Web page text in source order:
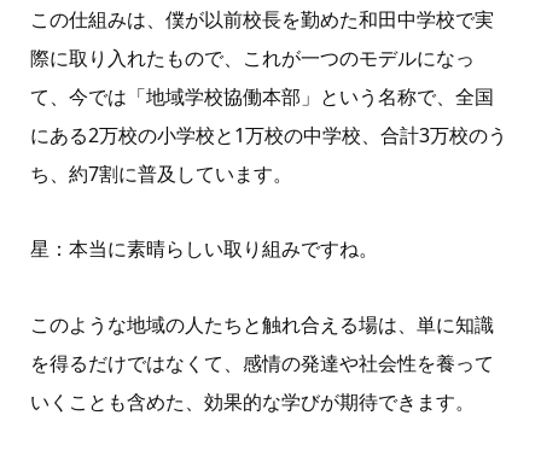
この仕組みは、僕が以前校長を勤めた和田中学校で実
際に取り入れたもので、これが一つのモデルになっ
て、今では「地域学校協働本部」という名称で、全国
にある2万校の小学校と1万校の中学校、合計3万校のう
ち、約7割に普及しています。
星：本当に素晴らしい取り組みですね。
このような地域の人たちと触れ合える場は、単に知識
を得るだけではなくて、感情の発達や社会性を養って
いくことも含めた、効果的な学びが期待できます。